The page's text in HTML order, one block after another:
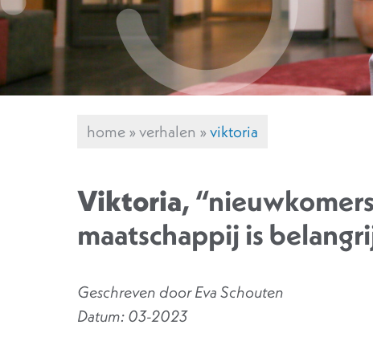
home»verhalen »viktoria
Viktoria,
maatschappij is
Geschreven door Eva Schouten
Datum: 03-2023